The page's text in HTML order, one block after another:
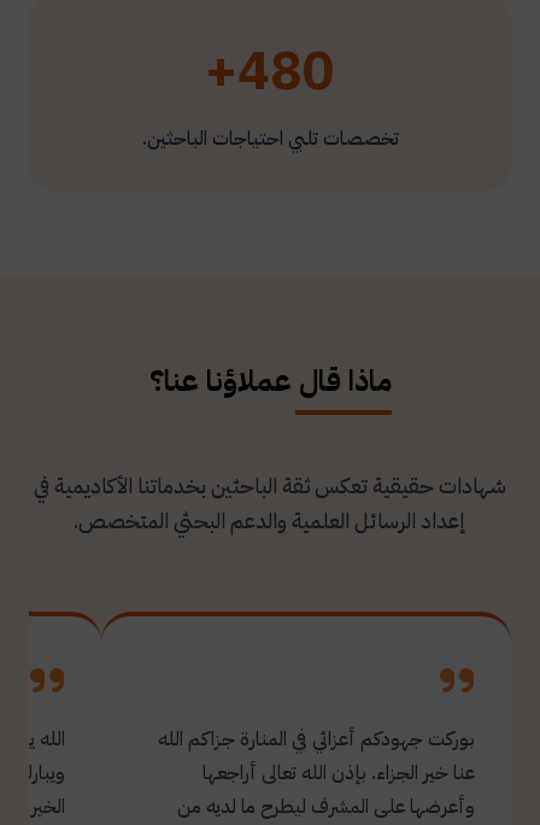
480+
تخصصات تلبي احتياجات الباحثين.
ماذا قال عملاؤنا عنا؟
شهادات حقيقية تعكس ثقة الباحثين بخدماتنا الأكاديمية في
إعداد الرسائل العلمية والدعم البحثي المتخصص.
بوركت جهودكم أعزائي في المنارة جزاكم الله
عنا خير الجزاء. بإذن الله تعالى أراجعها
وأعرضها على المشرف ليطرح ما لديه من
الله